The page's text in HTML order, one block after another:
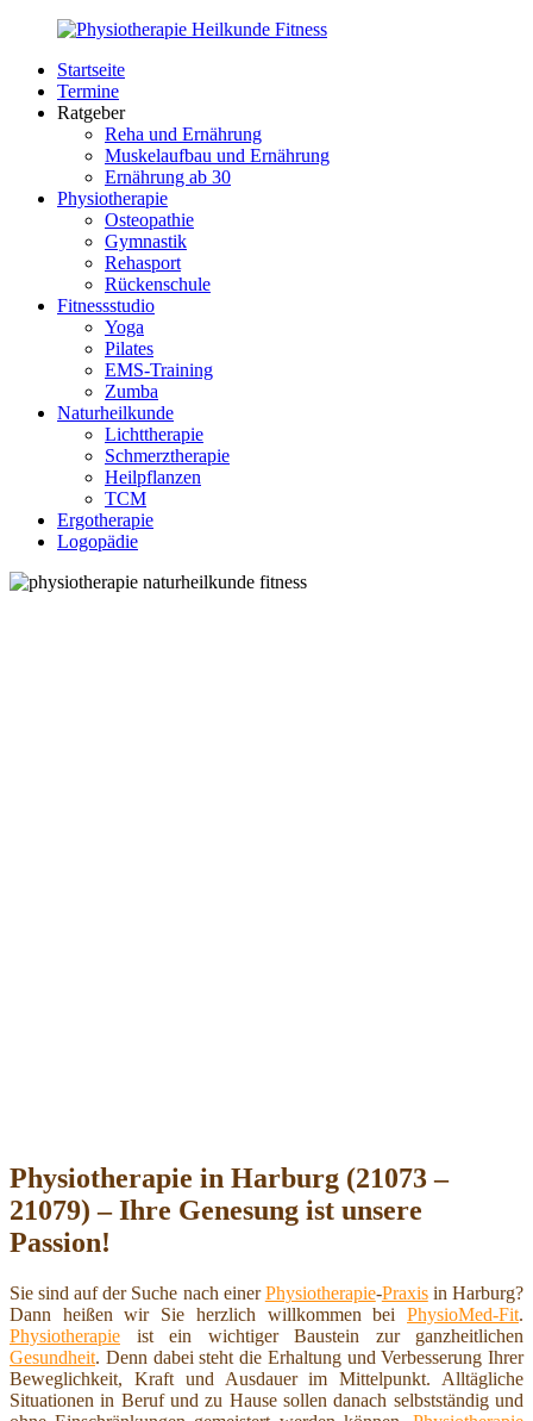
Zurück
Inhalt
PhysioMed-
Fit.de
Gesundheit
Startseite
Termine
Ratgeber
Reha und Ernährung
Muskelaufbau und Ernährung
Ernährung ab 30
Physiotherapie
Osteopathie
Gymnastik
Rehasport
Rückenschule
Fitnessstudio
Yoga
Pilates
EMS-Training
Zumba
Naturheilkunde
Lichttherapie
Schmerztherapie
Heilpflanzen
TCM
Ergotherapie
Logopädie
Physiotherapie in Harburg (21073 –
21079) – Ihre Genesung ist unsere
Passion!
Sie sind auf der Suche nach einerPhysiotherapie-Praxisin Harburg?
Dann heißen wir Sie herzlich willkommen bei PhysioMed-Fit.
Physiotherapie ist ein wichtiger Baustein zur ganzheitlichen
Gesundheit. Denn dabei steht die Erhaltung und Verbesserung Ihrer
Beweglichkeit, Kraft und Ausdauer im Mittelpunkt. Alltägliche
Situationen in Beruf und zu Hause sollen danach selbstständig und